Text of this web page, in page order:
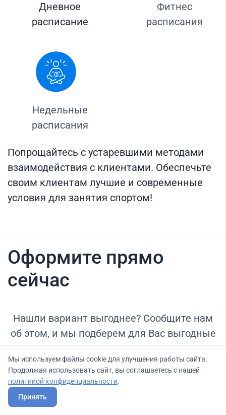
Дневное
расписание
Фитнес
расписания
Недельные
расписания
Попрощайтесь с устаревшими методами
взаимодействия с клиентами. Обеспечьте
своим клиентам лучшие и современные
условия для занятия спортом!
Оформите прямо
сейчас
Нашли вариант выгоднее? Сообщите нам
об этом, и мы подберем для Вас выгодные
условия.
Тариф
Мы используем файлы cookie для улучшения работы сайта.
Продолжая использовать сайт, вы соглашаетесь с нашей
политикой конфиденциальности.
Принять